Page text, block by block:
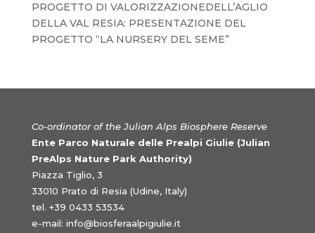
PROGETTO DI VALORIZZAZIONEDELL’AGLIO
DELLA VAL RESIA: PRESENTAZIONE DEL
PROGETTO “LA NURSERY DEL SEME”
Co-ordinator of the Julian Alps Biosphere Reserve
Ente Parco Naturale delle Prealpi Giulie (Julian
PreAlps Nature Park Authority)
Piazza Tiglio, 3
33010 Prato di Resia (Udine, Italy)
tel. +39 0433 53534
e-mail: info@biosferaalpigiulie.it